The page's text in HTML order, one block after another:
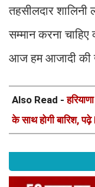
तहसीलदार शालिनी
सम्मान करना
आज हम आजादी की
Also Read -
के साथ होगी बारिश,